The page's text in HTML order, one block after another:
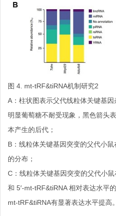
图 4. mt-tRF&tiRNA机制研究2
A：柱状图表示父代线粒体关键基
明显葡萄糖不耐受现象，黑色箭头
本产生的后代；
B：线粒体关键基因突变的父代小
的分布；
C：线粒体关键基因突变的父代小
和 5′-mt-tRF&tiRNA 相对表达水平
mt-tRF&tiRNA有显著表达水平提高。